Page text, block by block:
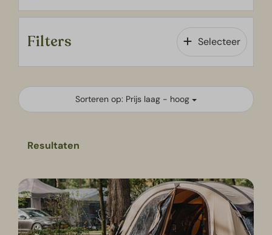
Filters Selecteer
Sorteren op: Prijs laag - hoog
Resultaten